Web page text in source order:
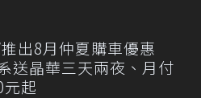
推出8月仲夏購車優惠
送晶華三天兩夜、月付
起